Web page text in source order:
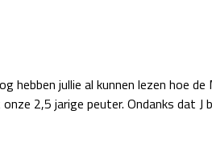
hebben jullie al kunnen lezen hoe de
2,5 jarige peuter. Ondanks dat J